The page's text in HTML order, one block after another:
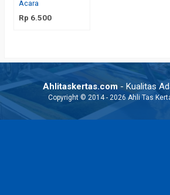
Acara
Rp 6.500
Ahlitaskertas.com - Kualitas
Copyright © 2014 - 2026 Ahli Tas